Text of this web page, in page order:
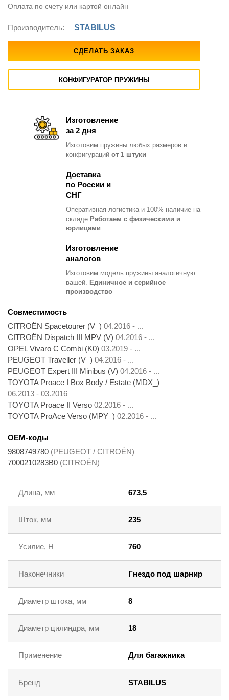
Оплата по счету или картой онлайн
Производитель: STABILUS
СДЕЛАТЬ ЗАКАЗ
КОНФИГУРАТОР ПРУЖИНЫ
Изготовление
за 2 дня
Изготовим пружины любых размеров и
конфигураций от 1 штуки
Доставка
по России и
СНГ
Оперативная логистика и 100% наличие на
складе Работаем с физическими и
юрлицами
Изготовление
аналогов
Изготовим модель пружины аналогичную
вашей. Единичное и серийное
производство
Совместимость
CITROËN Spacetourer (V_) 04.2016 - ...
CITROËN Dispatch III MPV (V) 04.2016 - ...
OPEL Vivaro C Combi (K0) 03.2019 - ...
PEUGEOT Traveller (V_) 04.2016 - ...
PEUGEOT Expert III Minibus (V) 04.2016 - ...
TOYOTA Proace I Box Body / Estate (MDX_)
06.2013 - 03.2016
TOYOTA Proace II Verso 02.2016 - ...
TOYOTA ProAce Verso (MPY_) 02.2016 - ...
OEM-коды
9808749780 (PEUGEOT / CITROËN)
7000210283B0 (CITROËN)
Длина, мм 673,5
Шток, мм 235
Усилие, Н 760
Наконечники Гнездо под шарнир
Диаметр штока, мм 8
Диаметр цилиндра, мм 18
Применение Для багажника
Бренд STABILUS